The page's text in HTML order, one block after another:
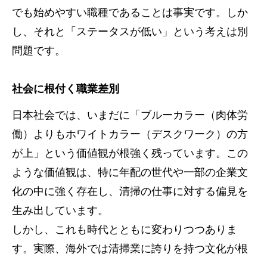
でも始めやすい職種であることは事実です。しか
し、それと「ステータスが低い」という考えは別
問題です。
社会に根付く職業差別
日本社会では、いまだに「ブルーカラー（肉体労
働）よりもホワイトカラー（デスクワーク）の方
が上」という価値観が根強く残っています。この
ような価値観は、特に年配の世代や一部の企業文
化の中に強く存在し、清掃の仕事に対する偏見を
生み出しています。
しかし、これも時代とともに変わりつつありま
す。実際、海外では清掃業に誇りを持つ文化が根